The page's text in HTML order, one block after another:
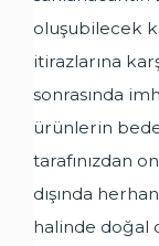
oluşubilecek
itirazlarına
sonrasında
ürünlerin
tarafınızdan
dışında
halinde doğal